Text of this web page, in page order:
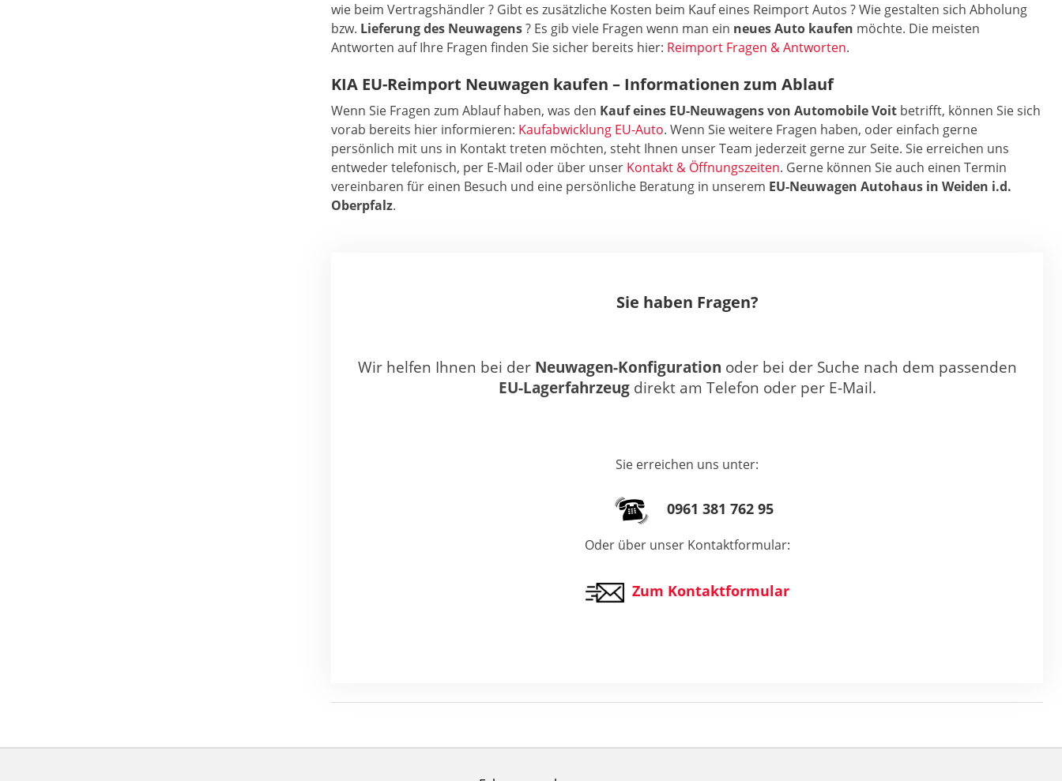
wie beim Vertragshändler ? Gibt es zusätzliche Kosten beim Kauf eines Reimport Autos ? Wie gestalten sich Abholung
bzw. Lieferung des Neuwagens? Es gib viele Fragen wenn man ein neues Auto kaufen möchte. Die meisten
Antworten auf Ihre Fragen finden Sie sicher bereits hier: Reimport Fragen & Antworten.
KIA EU-Reimport Neuwagen kaufen – Informationen zum Ablauf
Wenn Sie Fragen zum Ablauf haben, was den Kauf eines EU-Neuwagens von Automobile Voit betrifft, können Sie sich
vorab bereits hier informieren: Kaufabwicklung EU-Auto. Wenn Sie weitere Fragen haben, oder einfach gerne
persönlich mit uns in Kontakt treten möchten, steht Ihnen unser Team jederzeit gerne zur Seite. Sie erreichen uns
entweder telefonisch, per E-Mail oder über unser Kontakt & Öffnungszeiten. Gerne können Sie auch einen Termin
vereinbaren für einen Besuch und eine persönliche Beratung in unserem EU-Neuwagen Autohaus in Weiden i.d.
Oberpfalz.
Sie haben Fragen?
Wir helfen Ihnen bei der Neuwagen-Konfiguration oder bei der Suche nach dem passenden
EU-Lagerfahrzeugdirekt am Telefon oder per E-Mail.
Sie erreichen uns unter:
0961 381 762 95
Oder über unser Kontaktformular:
Zum Kontaktformular